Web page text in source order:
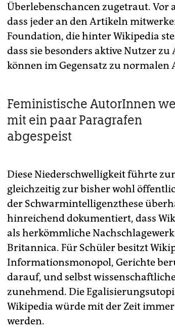
Überlebenschancen zugetraut. Vor
dass jeder an den Artikeln
Foundation, die hinter Wikipedia
dass sie besonders aktive Nutzer
können im Gegensatz zu
Feministische AutorInnen
mit ein paar Paragrafen
abgespeist
Diese Niederschwelligkeit führte
gleichzeitig zur bisher wohl
der Schwarmintelligenzthese
hinreichend dokumentiert, dass
als herkömmliche
Britannica. Für Schüler besitzt
Informationsmonopol, Gerichte
darauf, und selbst
zunehmend. Die
Wikipedia würde mit der Zeit
werden.